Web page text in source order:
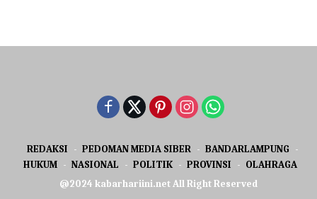
REDAKSI PEDOMAN MEDIA SIBER
BANDARLAMPUNG
HUKUM
NASIONAL POLITIK PROVINSI
OLAHRAGA
@2024 kabarhariini.net All Right Reserved